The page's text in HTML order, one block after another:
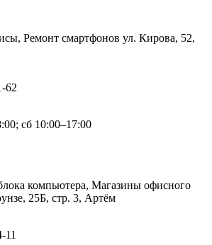
Ремонт смартфонов ул. Кирова, 52,
62
сб 10:00–17:00
компьютера, Магазины офисного
25Б, стр. 3, Артём
11